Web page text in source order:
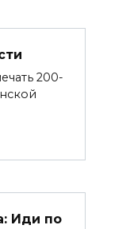
200-
Иди по